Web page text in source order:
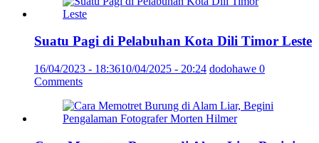
Suatu Pagi di Pelabuhan Kota Dili Timor Leste
16/04/2023 - 18:3610/04/2025 - 20:24 dodohawe 0
Comments